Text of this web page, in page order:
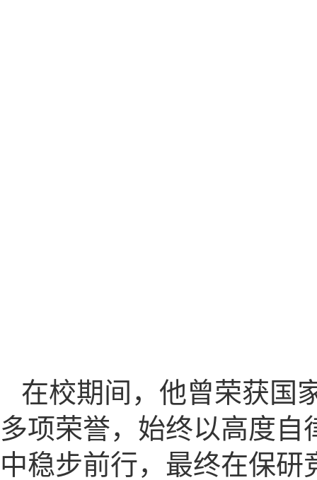
在校期间，他曾荣获国
多项荣誉，始终以高度
中稳步前行，最终在保